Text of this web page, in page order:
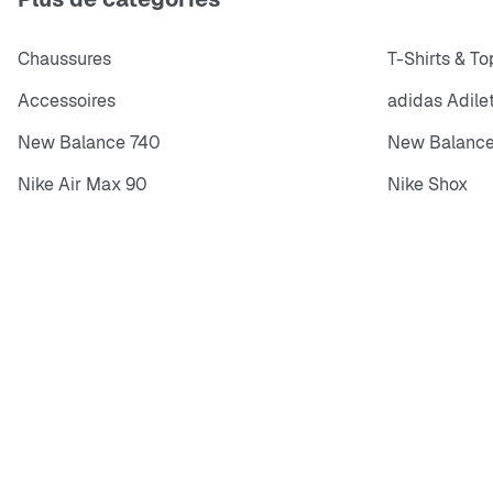
Chaussures
T-Shirts &
Accessoires
adidas
New Balance 740
New
Nike Air Max 90
Nike Shox